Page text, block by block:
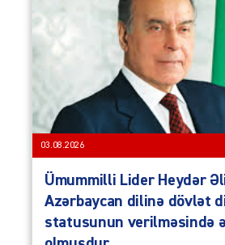
03.08.2026
Ümummilli Lider Heydər
Azərbaycan dilinə dövlət
statusunun verilməsində